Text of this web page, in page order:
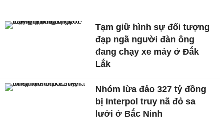
Tạm giữ hình sự đối tượng
đạp ngã người đàn ông
đang chạy xe máy ở Đắk
Lắk
Nhóm lừa đảo 327 tỷ đồng
bị Interpol truy nã đỏ sa
lưới ở Bắc Ninh